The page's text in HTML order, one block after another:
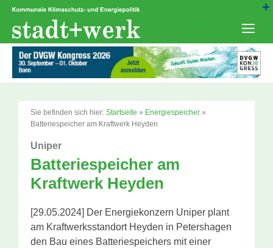
Zum
springen
Sie befinden sich hier: Startseite » Energiespeicher »
Batteriespeicher am Kraftwerk Heyden
Uniper
Batteriespeicher am
Kraftwerk Heyden
[29.05.2024] Der Energiekonzern Uniper plant
am Kraftwerksstandort Heyden in Petershagen
den Bau eines Batteriespeichers mit einer